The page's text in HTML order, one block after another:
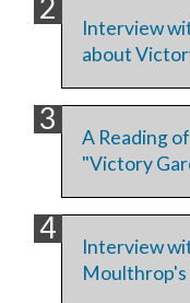
Interview
about
A Reading
"Victory
Interview